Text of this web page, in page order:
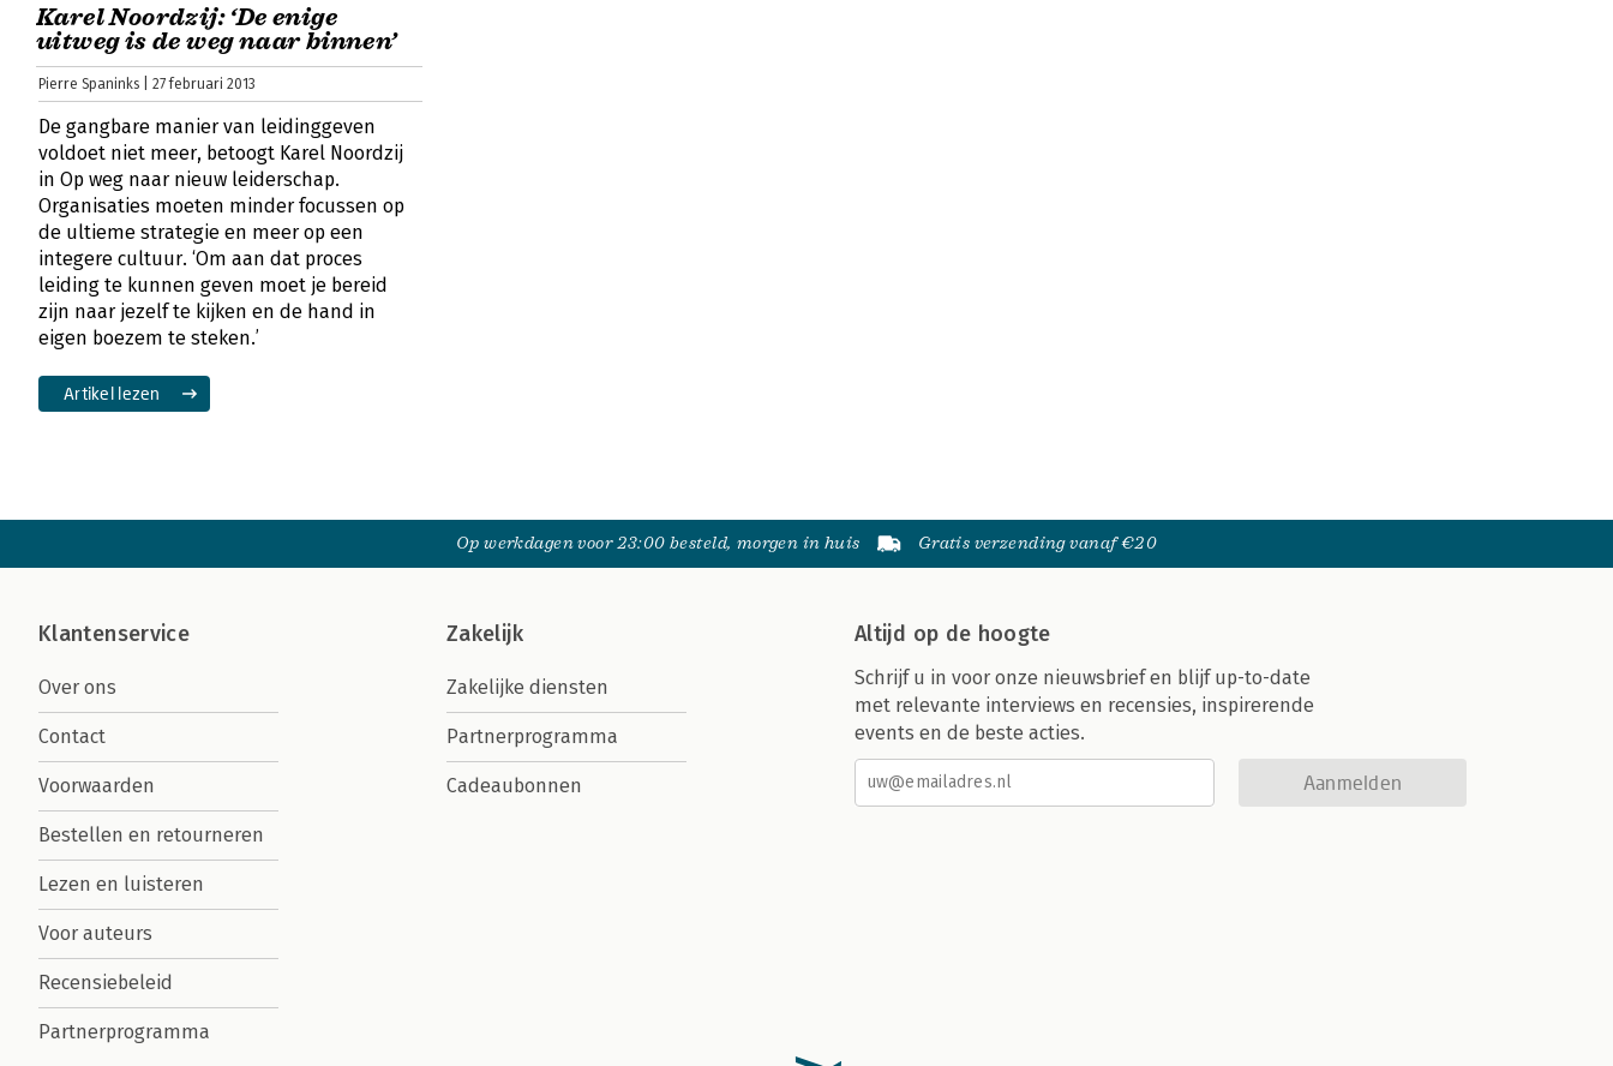
Karel Noordzij: ‘De enige
uitweg is de weg naar binnen’
Pierre Spaninks | 27 februari 2013
De gangbare manier van leidinggeven
voldoet niet meer, betoogt Karel Noordzij
in Op weg naar nieuw leiderschap.
Organisaties moeten minder focussen op
de ultieme strategie en meer op een
integere cultuur. ‘Om aan dat proces
leiding te kunnen geven moet je bereid
zijn naar jezelf te kijken en de hand in
eigen boezem te steken.’
Artikel lezen
Op werkdagen voor 23:00 besteld, morgen in huis Gratis verzending vanaf €20
Klantenservice
Over ons
Contact
Voorwaarden
Bestellen en retourneren
Lezen en luisteren
Voor auteurs
Recensiebeleid
Partnerprogramma
Zakelijk
Zakelijke diensten
Partnerprogramma
Cadeaubonnen
Altijd op de hoogte
Schrijf u in voor onze nieuwsbrief en blijf up-to-date
met relevante interviews en recensies, inspirerende
events en de beste acties.
Aanmelden